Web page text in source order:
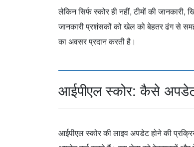
लेकिन सिर्फ स्कोर ही नहीं, टीमों की
जानकारी प्रशंसकों को खेल को बेहतर ढंग से
का अवसर प्रदान करती है।
आईपीएल स्कोर: कैसे अपडेट
आईपीएल स्कोर की लाइव अपडेट होने की